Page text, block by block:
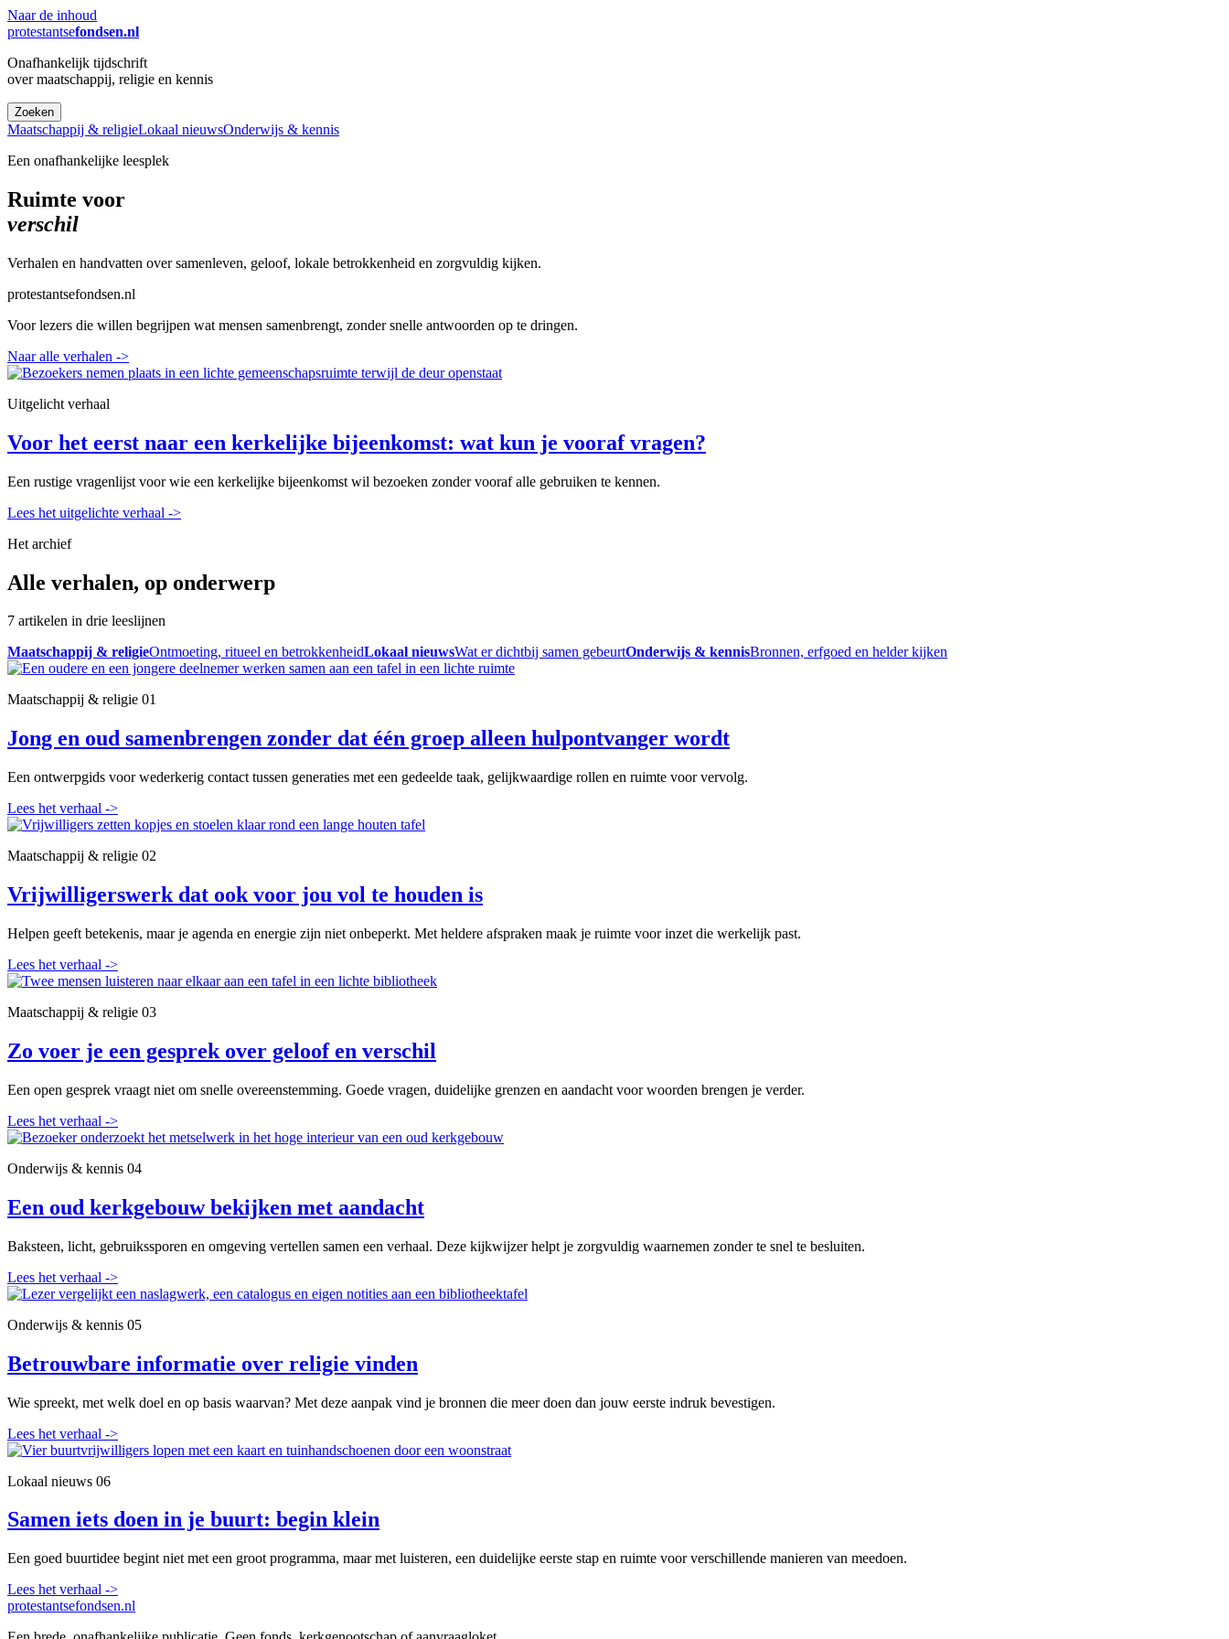
Naar de inhoud
protestantsefondsen.nl
Onafhankelijk tijdschrift
over maatschappij, religie en kennis
Zoeken
Maatschappij & religieLokaal nieuwsOnderwijs & kennis
Een onafhankelijke leesplek
Ruimte voor
verschil
Verhalen en handvatten over samenleven, geloof, lokale betrokkenheid en zorgvuldig kijken.
protestantsefondsen.nl
Voor lezers die willen begrijpen wat mensen samenbrengt, zonder snelle antwoorden op te dringen.
Naar alle verhalen ->
Uitgelicht verhaal
Voor het eerst naar een kerkelijke bijeenkomst: wat kun je vooraf vragen?
Een rustige vragenlijst voor wie een kerkelijke bijeenkomst wil bezoeken zonder vooraf alle gebruiken te kennen.
Lees het uitgelichte verhaal ->
Het archief
Alle verhalen, op onderwerp
7 artikelen in drie leeslijnen
Maatschappij & religieOntmoeting, ritueel en betrokkenheidLokaal nieuwsWat er dichtbij samen gebeurtOnderwijs & kennisBronnen, erfgoed en helder kijken
Maatschappij & religie 01
Jong en oud samenbrengen zonder dat één groep alleen hulpontvanger wordt
Een ontwerpgids voor wederkerig contact tussen generaties met een gedeelde taak, gelijkwaardige rollen en ruimte voor vervolg.
Lees het verhaal ->
Maatschappij & religie 02
Vrijwilligerswerk dat ook voor jou vol te houden is
Helpen geeft betekenis, maar je agenda en energie zijn niet onbeperkt. Met heldere afspraken maak je ruimte voor inzet die werkelijk past.
Lees het verhaal ->
Maatschappij & religie 03
Zo voer je een gesprek over geloof en verschil
Een open gesprek vraagt niet om snelle overeenstemming. Goede vragen, duidelijke grenzen en aandacht voor woorden brengen je verder.
Lees het verhaal ->
Onderwijs & kennis 04
Een oud kerkgebouw bekijken met aandacht
Baksteen, licht, gebruikssporen en omgeving vertellen samen een verhaal. Deze kijkwijzer helpt je zorgvuldig waarnemen zonder te snel te besluiten.
Lees het verhaal ->
Onderwijs & kennis 05
Betrouwbare informatie over religie vinden
Wie spreekt, met welk doel en op basis waarvan? Met deze aanpak vind je bronnen die meer doen dan jouw eerste indruk bevestigen.
Lees het verhaal ->
Lokaal nieuws 06
Samen iets doen in je buurt: begin klein
Een goed buurtidee begint niet met een groot programma, maar met luisteren, een duidelijke eerste stap en ruimte voor verschillende manieren van meedoen.
Lees het verhaal ->
protestantsefondsen.nl